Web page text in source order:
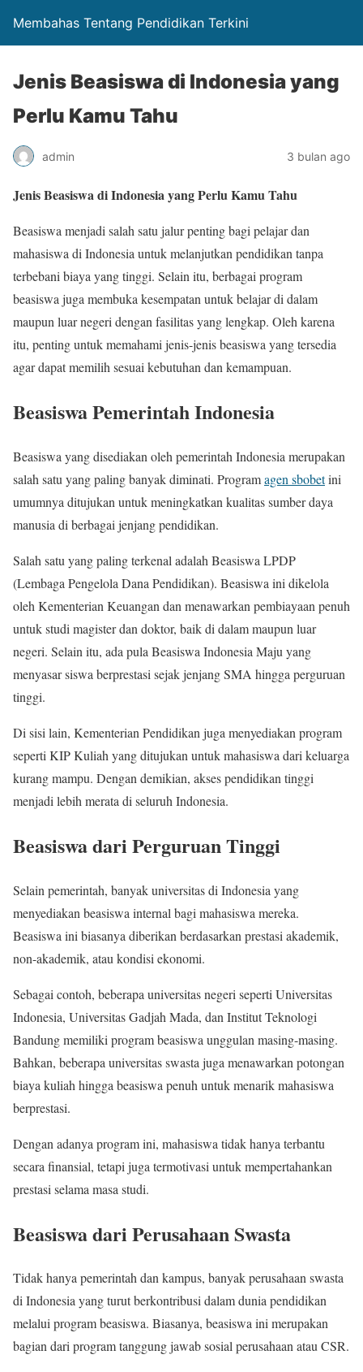
Membahas Tentang Pendidikan Terkini
Jenis Beasiswa di Indonesia yang
Perlu Kamu Tahu
admin 3 bulan ago
Jenis Beasiswa di Indonesia yang Perlu Kamu Tahu
Beasiswa menjadi salah satu jalur penting bagi pelajar dan
mahasiswa di Indonesia untuk melanjutkan pendidikan tanpa
terbebani biaya yang tinggi. Selain itu, berbagai program
beasiswa juga membuka kesempatan untuk belajar di dalam
maupun luar negeri dengan fasilitas yang lengkap. Oleh karena
itu, penting untuk memahami jenis-jenis beasiswa yang tersedia
agar dapat memilih sesuai kebutuhan dan kemampuan.
Beasiswa Pemerintah Indonesia
Beasiswa yang disediakan oleh pemerintah Indonesia merupakan
salah satu yang paling banyak diminati. Programagen sbobetini
umumnya ditujukan untuk meningkatkan kualitas sumber daya
manusia di berbagai jenjang pendidikan.
Salah satu yang paling terkenal adalah Beasiswa LPDP
(Lembaga Pengelola Dana Pendidikan). Beasiswa ini dikelola
oleh Kementerian Keuangan dan menawarkan pembiayaan penuh
untuk studi magister dan doktor, baik di dalam maupun luar
negeri. Selain itu, ada pula Beasiswa Indonesia Maju yang
menyasar siswa berprestasi sejak jenjang SMA hingga perguruan
tinggi.
Di sisi lain, Kementerian Pendidikan juga menyediakan program
seperti KIP Kuliah yang ditujukan untuk mahasiswa dari keluarga
kurang mampu. Dengan demikian, akses pendidikan tinggi
menjadi lebih merata di seluruh Indonesia.
Beasiswa dari Perguruan Tinggi
Selain pemerintah, banyak universitas di Indonesia yang
menyediakan beasiswa internal bagi mahasiswa mereka.
Beasiswa ini biasanya diberikan berdasarkan prestasi akademik,
non-akademik, atau kondisi ekonomi.
Sebagai contoh, beberapa universitas negeri seperti Universitas
Indonesia, Universitas Gadjah Mada, dan Institut Teknologi
Bandung memiliki program beasiswa unggulan masing-masing.
Bahkan, beberapa universitas swasta juga menawarkan potongan
biaya kuliah hingga beasiswa penuh untuk menarik mahasiswa
berprestasi.
Dengan adanya program ini, mahasiswa tidak hanya terbantu
secara finansial, tetapi juga termotivasi untuk mempertahankan
prestasi selama masa studi.
Beasiswa dari Perusahaan Swasta
Tidak hanya pemerintah dan kampus, banyak perusahaan swasta
di Indonesia yang turut berkontribusi dalam dunia pendidikan
melalui program beasiswa. Biasanya, beasiswa ini merupakan
bagian dari program tanggung jawab sosial perusahaan atau CSR.